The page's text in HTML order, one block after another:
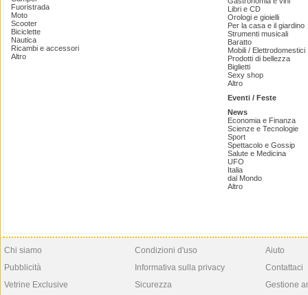
Fuoristrada
Moto
Scooter
Biciclette
Nautica
Ricambi e accessori
Altro
Libri e CD
Orologi e gioielli
Per la casa e il giardino
Strumenti musicali
Baratto
Mobili / Elettrodomestici
Prodotti di bellezza
Biglietti
Sexy shop
Altro
Eventi / Feste
News
Economia e Finanza
Scienze e Tecnologie
Sport
Spettacolo e Gossip
Salute e Medicina
UFO
Italia
dal Mondo
Altro
Chi siamo
Pubblicità
Vetrine Exclusive
Condizioni d'uso
Informativa sulla privacy
Sicurezza
Aiuto
Contattaci
Gestione